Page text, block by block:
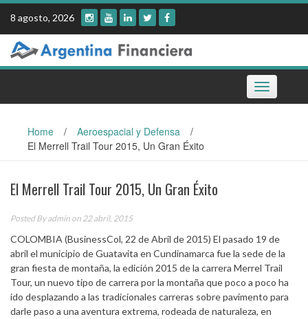
Skip
content
8 agosto, 2026
Toggle
navigation
Home / Aeroespacial y Defensa
/
El Merrell Trail Tour 2015, Un Gran Éxito
El Merrell Trail Tour 2015, Un Gran Éxito
Posted Byadmin on 22 abril, 2015
COLOMBIA (BusinessCol, 22 de Abril de 2015) El pasado 19 de
abril el municipio de Guatavita en Cundinamarca fue la sede de la
gran fiesta de montaña, la edición 2015 de la carrera Merrel Trail
Tour, un nuevo tipo de carrera por la montaña que poco a poco ha
ido desplazando a las tradicionales carreras sobre pavimento para
darle paso a una aventura extrema, rodeada de naturaleza, en